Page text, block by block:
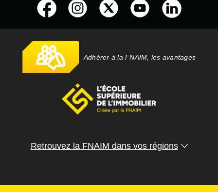
Adhérer à la FNAIM, les avantages
Retrouvez la FNAIM dans vos régions